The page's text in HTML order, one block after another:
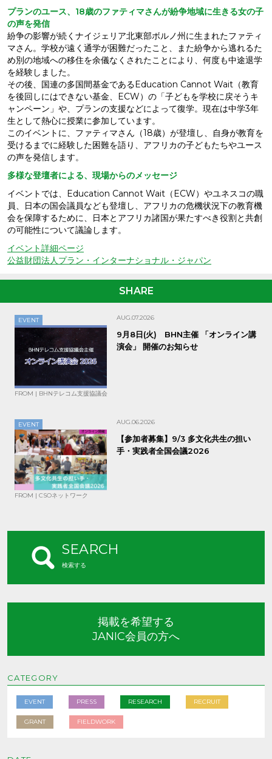
プランのユース、18歳のファティマさんが紛争地域に生きる女の子
の声を発信
紛争の影響が続くナイジェリア北東部ボルノ州に生まれたファティ
マさん。学校が遠く通学が困難だったこと、また紛争から逃れるた
め別の地域への移住を余儀なくされたことにより、何度も中途退学
を経験しました。
その後、国連の多国間基金であるEducation Cannot Wait（教育
を後回しにはできない基金、ECW）の「子どもを学校に戻そうキ
ャンペーン」や、プランの支援などによって復学。現在は中学3年
生として熱心に授業に参加しています。
このイベントに、ファティマさん（18歳）が登壇し、自身が教育を
受けるまでに経験した困難を語り、アフリカの子どもたちやユース
の声を発信します。
多様な登壇者による、現場からのメッセージ
イベントでは、Education Cannot Wait（ECW）やユネスコの職
員、日本の国会議員なども登壇し、アフリカの危機状況下の教育機
会を保障するために、日本とアフリカ諸国が果たすべき役割と共創
の可能性について議論します。
イベント詳細ページ
公益財団法人プラン・インターナショナル・ジャパン
SHARE
EVENT AUG.07.2026
9月8日(火) BHN主催 「オンライン講
演会」 開催のお知らせ
FROM | BHNテレコム支援協議会
EVENT AUG.06.2026
【参加者募集】9/3 多文化共生の担い
手・実践者全国会議2026
FROM | CSOネットワーク
SEARCH
検索する
掲載を希望する
JANIC会員の方へ
CATEGORY
EVENT PRESS RESEARCH RECRUIT
GRANT FIELDWORK